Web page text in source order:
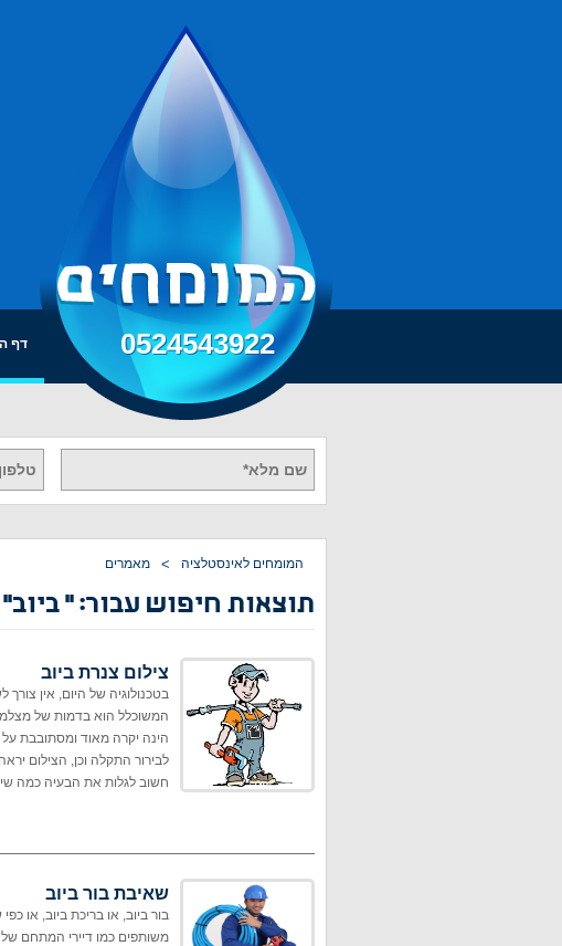
0524543922 דף
המומחים לאינסטלציה > מאמרים
תוצאות חיפוש עבור: '' ביוב''
צילום צנרת ביוב
בטכנולוגיה של היום, אין
המשוכלל הוא בדמות של
הינה יקרה מאוד ומסתובבת
לבירור התקלה וכן, הצילום
חשוב לגלות את הבעיה כמה
שאיבת בור ביוב
בור ביוב, או בריכת ביוב, או
משותפים כמו דיירי המתחם של